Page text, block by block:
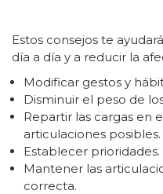
Estos consejos te
día a día y a reducir la
Modificar gestos y
Disminuir el peso de
Repartir las cargas en
articulaciones posibles.
Establecer prioridades.
Mantener las
correcta.